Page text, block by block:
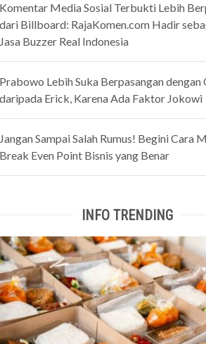
Media Sosial Terbukti Lebih
Billboard: RajaKomen.com Hadir
Buzzer Real Indonesia
Lebih Suka Berpasangan dengan
Erick, Karena Ada Faktor Jokowi
Sampai Salah Rumus! Begini Cara
Even Point Bisnis yang Benar
INFO TRENDING